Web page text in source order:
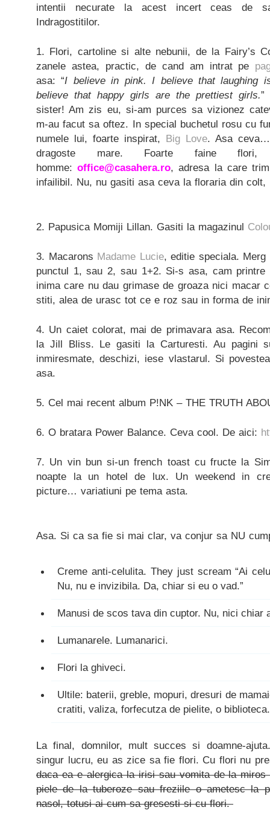
intentii necurate la acest incert ceas de
Indragostitilor.
1. Flori, cartoline si alte nebunii, de la Fairy’s
zanele astea, practic, de cand am intrat pe
asa: “I believe in pink. I believe that laughing
believe that happy girls are the prettiest girls.
sister! Am zis eu, si-am purces sa vizionez
m-au facut sa oftez. In special buchetul rosu cu
numele lui, foarte inspirat, Big Love. Asa
dragoste mare. Foarte faine
homme:office@casahera.ro, adresa la care
infailibil. Nu, nu gasiti asa ceva la floraria din
2. Papusica Momiji Lillan. Gasiti la magazinul
3. Macarons Madame Lucie, editie speciala.
punctul 1, sau 2, sau 1+2. Si-s asa, cam
inima care nu dau grimase de groaza nici macar
stiti, alea de urasc tot ce e roz sau in forma de
4. Un caiet colorat, mai de primavara asa.
la Jill Bliss. Le gasiti la Carturesti. Au pagini
inmiresmate, deschizi, iese vlastarul. Si
asa.
5. Cel mai recent album P!NK – THE TRUTH
6. O bratara Power Balance. Ceva cool. De aici:
7. Un vin bun si-un french toast cu fructe la
noapte la un hotel de lux. Un weekend in
picture… variatiuni pe tema asta.
Asa. Si ca sa fie si mai clar, va conjur sa NU
Creme anti-celulita. They just scream “Ai
Nu, nu e invizibila. Da, chiar si eu o vad.”
Manusi de scos tava din cuptor. Nu, nici chiar
Lumanarele. Lumanarici.
Flori la ghiveci.
Ultile: baterii, greble, mopuri, dresuri de
cratiti, valiza, forfecutza de pielite, o biblioteca.
La final, domnilor, mult succes si doamne-
singur lucru, eu as zice sa fie flori. Cu flori nu
daca ea e alergica la irisi sau vomita de la
piele de la tuberoze sau freziile o ametesc la
nasol, totusi ai cum sa gresesti si cu flori.